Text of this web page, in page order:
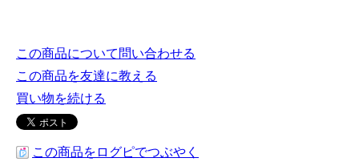
この商品について問い合わせる
この商品を友達に教える
買い物を続ける
この商品をログピでつぶやく